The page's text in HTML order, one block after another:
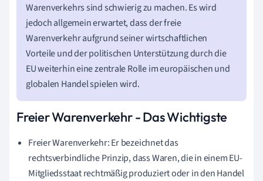
Warenverkehrs sind schwierig zu machen. Es wird
jedoch allgemein erwartet, dass der freie
Warenverkehr aufgrund seiner wirtschaftlichen
Vorteile und der politischen Unterstützung durch die
EU weiterhin eine zentrale Rolle im europäischen und
globalen Handel spielen wird.
Freier Warenverkehr - Das Wichtigste
Freier Warenverkehr: Er bezeichnet das
rechtsverbindliche Prinzip, dass Waren, die in einem EU-
Mitgliedsstaat rechtmäßig produziert oder in den Handel